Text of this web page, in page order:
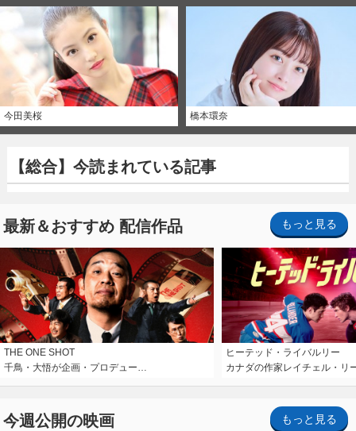
今田美桜 橋本環奈
【総合】今読まれている記事
最新＆おすすめ 配信作品 もっと見る
THE ONE SHOT
千鳥・大悟が企画・プロデュー…
ヒーテッド・ライバルリー
カナダの作家レイチェル・リ
今週公開の映画 もっと見る